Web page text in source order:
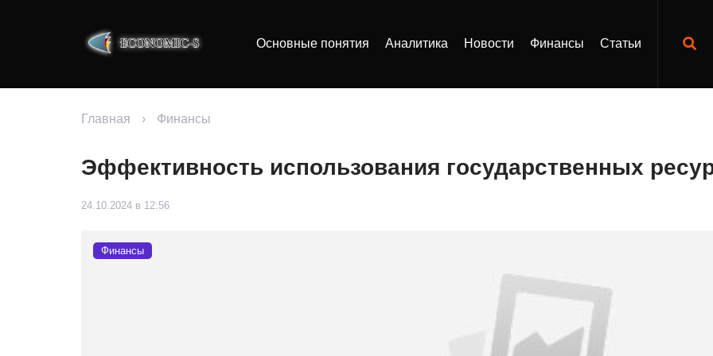
Основные понятия Аналитика Новости Финансы Статьи
Главная › Финансы
Эффективность использования государственных
24.10.2024 в 12:56
Финансы